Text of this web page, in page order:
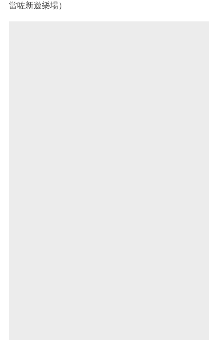
當咗新遊樂場）